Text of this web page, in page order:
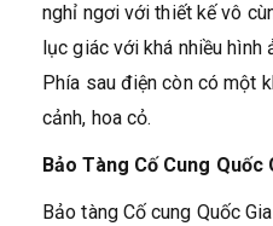
nghỉ ngơi với thiết kế vô
lục giác với khá nhiều hình
Phía sau điện còn có một
cảnh, hoa cỏ.
Bảo Tàng Cố Cung Quốc
Bảo tàng Cố cung Quốc